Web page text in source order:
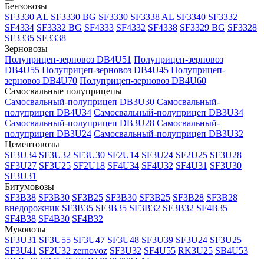
Бензовозы
SF3330 AL SF3330 BG SF3330 SF3338 AL SF3340 SF3332
SF4334 SF3332 BG SF4333 SF4332 SF4338 SF3329 BG SF3328
SF3335 SF3338
Зерновозы
Полуприцеп-зерновоз DB4U51 Полуприцеп-зерновоз
DB4U55 Полуприцеп-зерновоз DB4U45 Полуприцеп-
зерновоз DB4U70 Полуприцеп-зерновоз DB4U60
Самосвальные полуприцепы
Cамосвальный-полуприцеп DB3U30 Cамосвальный-
полуприцеп DB4U34 Cамосвальный-полуприцеп DB3U34
Cамосвальный-полуприцеп DB3U28 Cамосвальный-
полуприцеп DB3U24 Cамосвальный-полуприцеп DB3U32
Цементовозы
SF3U34 SF3U32 SF3U30 SF2U14 SF3U24 SF2U25 SF3U28
SF3U27 SF3U25 SF2U18 SF4U34 SF4U32 SF4U31 SF3U30
SF3U31
Битумовозы
SF3B38 SF3B30 SF3B25 SF3B30 SF3B25 SF3B28 SF3B28
внедорожник SF3B35 SF3B35 SF3B32 SF3B32 SF4B35
SF4B38 SF4B30 SF4B32
Муковозы
SF3U31 SF3U55 SF3U47 SF3U48 SF3U39 SF3U24 SF3U25
SF3U41 SF2U32 zernovoz SF3U32 SF4U55 RK3U25 SB4U53